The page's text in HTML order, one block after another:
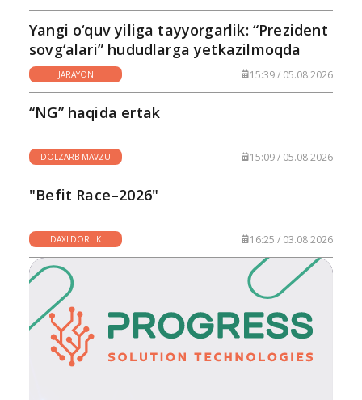
Yangi o‘quv yiliga tayyorgarlik: “Prezident
sovg‘alari” hududlarga yetkazilmoqda
JARAYON 15:39 / 05.08.2026
“NG” haqida ertak
DOLZARB MAVZU 15:09 / 05.08.2026
"Befit Race–2026"
DAXLDORLIK 16:25 / 03.08.2026